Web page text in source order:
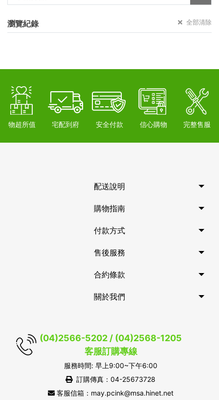
瀏覽紀錄 全部清除
物超所值 宅配到府 安全付款 信心購物 完整售服
配送說明
購物指南
付款方式
售後服務
合約條款
關於我們
(04)2566-5202 / (04)2568-1205
客服訂購專線
服務時間: 早上9:00~下午6:00
訂購傳真：04-25673728
客服信箱：may.pcink@msa.hinet.net